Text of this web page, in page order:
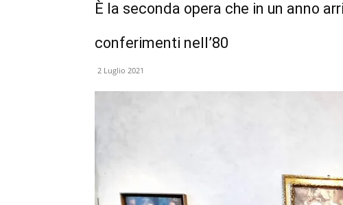
È la seconda opera che in un anno
conferimenti nell’80
2 Luglio 2021